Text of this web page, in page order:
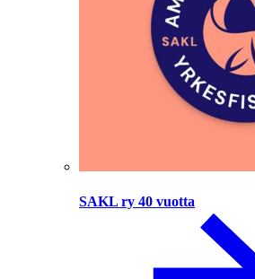
SAKL ry 40 vuotta